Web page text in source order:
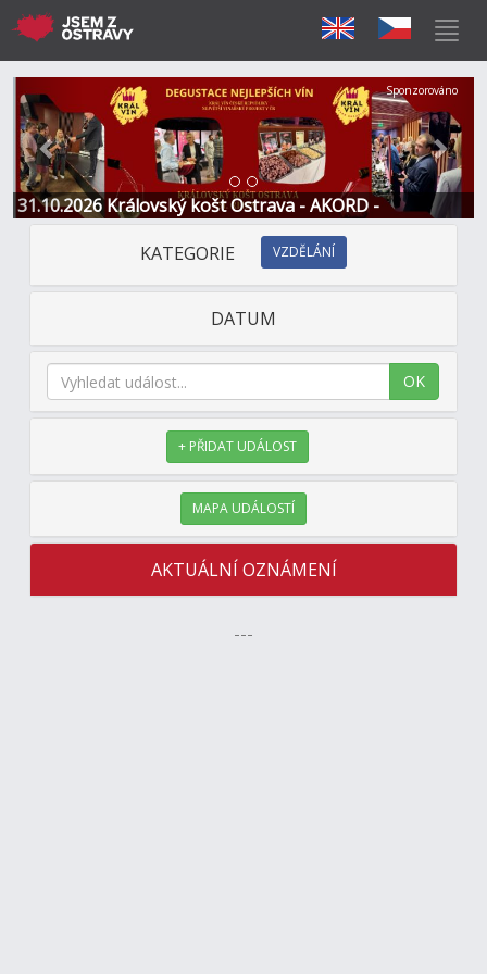
31.10.2026 Královský košt Ostrava - AKORD -
Restaurace a Hotel
Předchozí Další
Sponzorováno
KATEGORIE VZDĚLÁNÍ
DATUM
OK
+ PŘIDAT UDÁLOST
MAPA UDÁLOSTÍ
AKTUÁLNÍ OZNÁMENÍ
---